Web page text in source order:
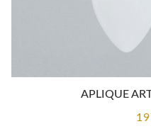
APLIQUE